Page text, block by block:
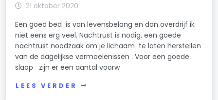
21 oktober 2020
Een goed bed is van levensbelang en dan overdrijf ik
niet eens erg veel. Nachtrust is nodig, een goede
nachtrust noodzaak om je lichaam te laten herstellen
van de dagelijkse vermoeienissen . Voor een goede
slaap zijn er een aantal voorw
LEES VERDER